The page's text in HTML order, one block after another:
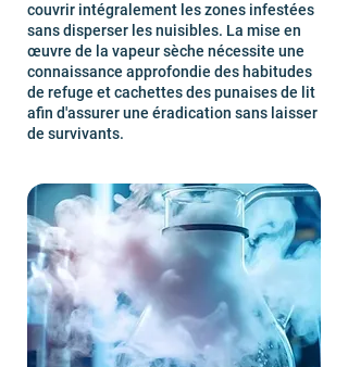
couvrir intégralement les zones infestées
sans disperser les nuisibles. La mise en
œuvre de la vapeur sèche nécessite une
connaissance approfondie des habitudes
de refuge et cachettes des punaises de lit
afin d'assurer une éradication sans laisser
de survivants.